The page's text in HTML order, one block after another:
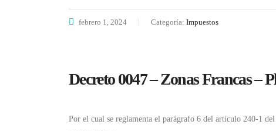
febrero 1, 2024 Categoría: Impuestos
Decreto 0047 – Zonas Francas –
Por el cual se reglamenta el parágrafo 6 del artículo 240-1